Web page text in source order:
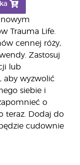
Trauma Life.
cennej róży,
Zastosuj
lub
aby wyzwolić
siebie i
o
teraz. Dodaj do
cudownie